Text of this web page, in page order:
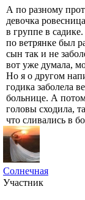
А по разному
девочка
в группе в
по ветрянке был
сын так и не
вот уже думала,
Но я о другом
годика заболела
больнице. А
головы сходила,
что сливались в
Солнечная
Участник